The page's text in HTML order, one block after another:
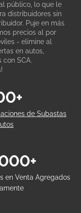
público, lo que le
distribuidores sin
Puje en más
precios al por
- elimine al
en autos,
con SCA.
de Subastas
en Venta Agregados